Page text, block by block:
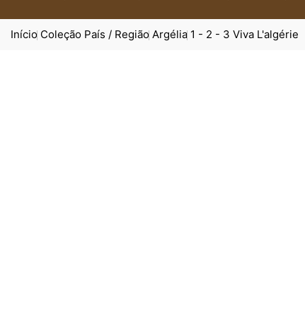
Início Coleção País / Região Argélia 1 - 2 - 3 Viva L'algérie